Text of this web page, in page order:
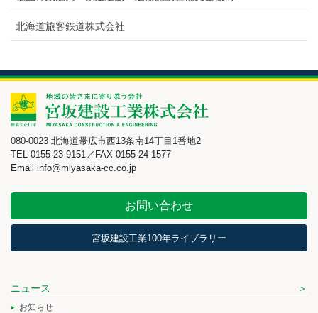
北海道旅客鉄道株式会社
080-0023 北海道帯広市西13条南14丁目1番地2
TEL 0155-23-9151／FAX 0155-24-1577
Email info@miyasaka-cc.co.jp
お問い合わせ
宮坂建設工業100年ライブラリー
ニュース
お知らせ